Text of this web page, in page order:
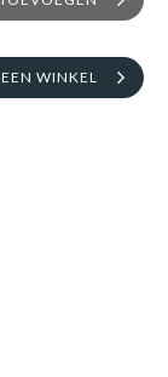
WINKEL